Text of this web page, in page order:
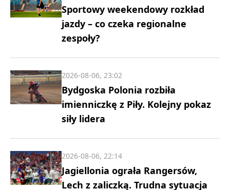
Sportowy weekendowy rozkład
jazdy – co czeka regionalne
zespoły?
Bydgoska Polonia rozbiła
imienniczkę z Piły. Kolejny pokaz
siły lidera
2026-08-06, 23:02
Jagiellonia ograła Rangersów,
Lech z zaliczką. Trudna sytuacja
2026-08-06, 22:14